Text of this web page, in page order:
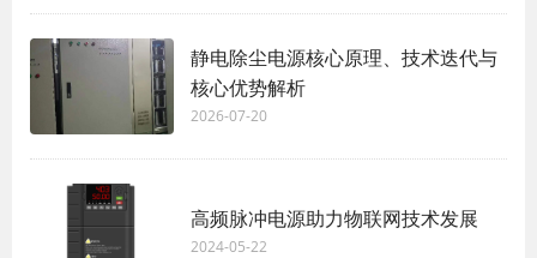
静电除尘电源核心原理、技术迭代与
核心优势解析
2026-07-20
高频脉冲电源助力物联网技术发展
2024-05-22